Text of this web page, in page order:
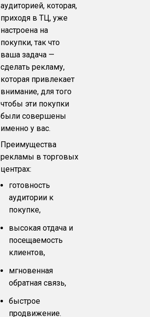
аудиторией, которая,
приходя в ТЦ, уже
настроена на
покупки, так что
ваша задача —
сделать рекламу,
которая привлекает
внимание, для того
чтобы эти покупки
были совершены
именно у вас.
Преимущества
рекламы в торговых
центрах:
готовность
аудитории к
покупке,
высокая отдача и
посещаемость
клиентов,
мгновенная
обратная связь,
быстрое
продвижение.